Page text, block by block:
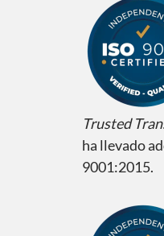
Trusted
ha llevado
9001:2015.